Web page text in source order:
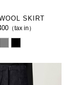
SKIRT
（tax in）